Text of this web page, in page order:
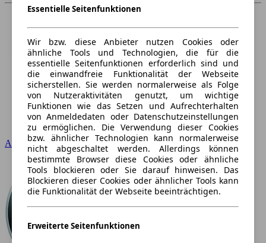
Essentielle Seitenfunktionen
Wir bzw. diese Anbieter nutzen Cookies oder
ähnliche Tools und Technologien, die für die
essentielle Seitenfunktionen erforderlich sind und
die einwandfreie Funktionalität der Webseite
sicherstellen. Sie werden normalerweise als Folge
von Nutzeraktivitäten genutzt, um wichtige
Funktionen wie das Setzen und Aufrechterhalten
von Anmeldedaten oder Datenschutzeinstellungen
zu ermöglichen. Die Verwendung dieser Cookies
bzw. ähnlicher Technologien kann normalerweise
nicht abgeschaltet werden. Allerdings können
bestimmte Browser diese Cookies oder ähnliche
Tools blockieren oder Sie darauf hinweisen. Das
Blockieren dieser Cookies oder ähnlicher Tools kann
die Funktionalität der Webseite beeinträchtigen.
Erweiterte Seitenfunktionen
Audi